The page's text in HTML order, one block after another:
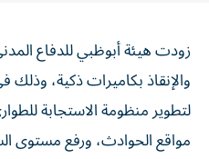
زودت هيئة أبوظبي للدفاع
والإنقاذ بكاميرات ذكية،
لتطوير منظومة الاستجابة
مواقع الحوادث، ورفع مستوى